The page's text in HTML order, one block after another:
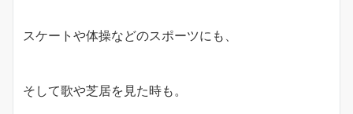
スケートや体操などのスポーツにも、
そして歌や芝居を見た時も。